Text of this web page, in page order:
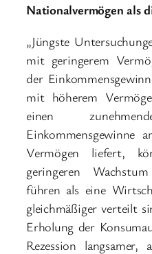
Nationalvermögen als
„Jüngste
mit geringerem
der
mit höherem
einen
Einkommensgewinne
Vermögen liefert,
geringeren
führen als eine
gleichmäßiger verteilt
Erholung der
Rezession